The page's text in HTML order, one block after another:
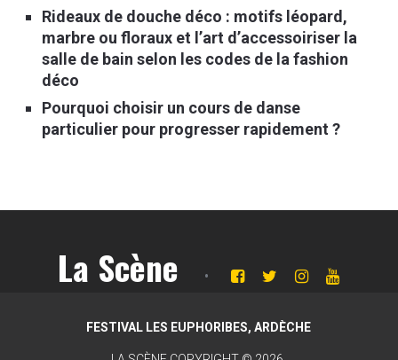
Rideaux de douche déco : motifs léopard,
marbre ou floraux et l’art d’accessoiriser la
salle de bain selon les codes de la fashion
déco
Pourquoi choisir un cours de danse
particulier pour progresser rapidement ?
La Scène
FESTIVAL LES EUPHORIBES, ARDÈCHE